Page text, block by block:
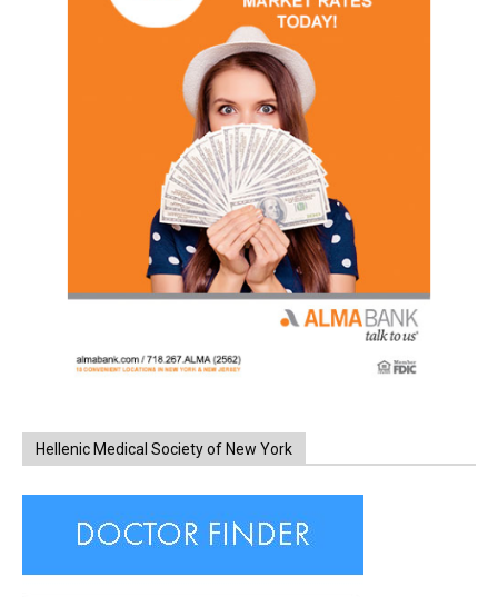
Hellenic Medical Society of New York